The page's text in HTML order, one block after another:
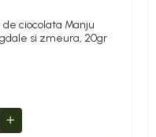
de ciocolata Manju
si zmeura, 20gr